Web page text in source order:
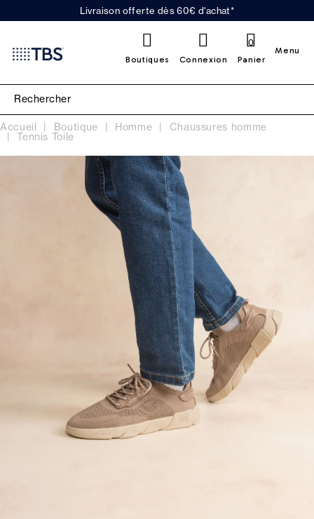
Livraison offerte dès 60€ d'achat*
Boutiques Connexion Panier
0
Menu
Accueil Boutique Homme Chaussures homme
Tennis Toile